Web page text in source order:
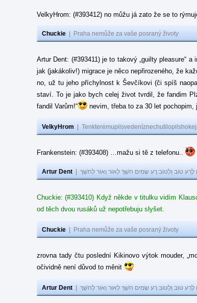
VelkyHrom: (#393412) no můžu já zato že se to
Chuckie Praha nemůže za vaše posraný životy
Artur Dent: (#393411) je to takový „guilty pleasure“
jak (jakákoliv!) migrace je něco nepřirozeného, že
no, už tu jeho příchylnost k Ševčíkovi (či spíš
staví. To je jako bych celej život tvrdil, že fandim
fandil Varům!“
nevim, třeba to za 30 let
VelkyHrom
Frankenstein: (#393408) …mažu si tě z telefonu..
Artur Dent לָרַע טוֹב וְלַטּוֹב רָע שָׂמִים חֹשֶׁךְ לְאוֹר וְאוֹר לְחֹשֶׁךְ
Chuckie: (#393410) Když někde v titulku vidím
od těch dvou rusáků už nepotřebuju slyšet.
Chuckie Praha nemůže za vaše posraný životy
zrovna tady čtu poslední Kikinovo výtok mouder,
očividně není důvod to měnit
Artur Dent לָרַע טוֹב וְלַטּוֹב רָע שָׂמִים חֹשֶׁךְ לְאוֹר וְאוֹר לְחֹשֶׁךְ